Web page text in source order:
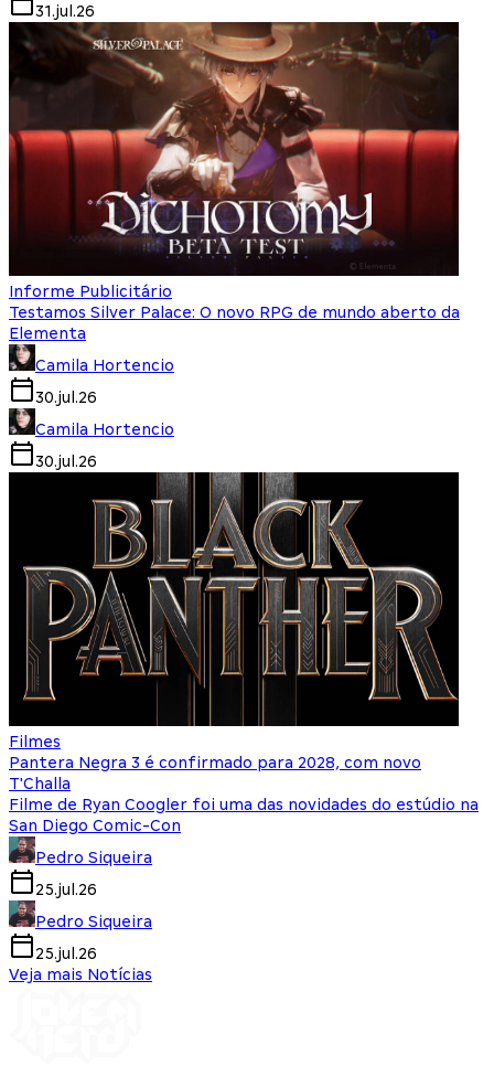
31.jul.26
Informe Publicitário
Testamos Silver Palace: O novo RPG de mundo aberto da
Elementa
Camila Hortencio
30.jul.26
Camila Hortencio
30.jul.26
Filmes
Pantera Negra 3 é confirmado para 2028, com novo
T'Challa
Filme de Ryan Coogler foi uma das novidades do estúdio na
San Diego Comic-Con
Pedro Siqueira
25.jul.26
Pedro Siqueira
25.jul.26
Veja mais Notícias